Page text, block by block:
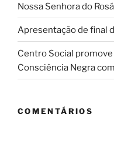
Nossa Senhora do
Apresentação de final
Centro Social
Consciência Negra
COMENTÁRIOS